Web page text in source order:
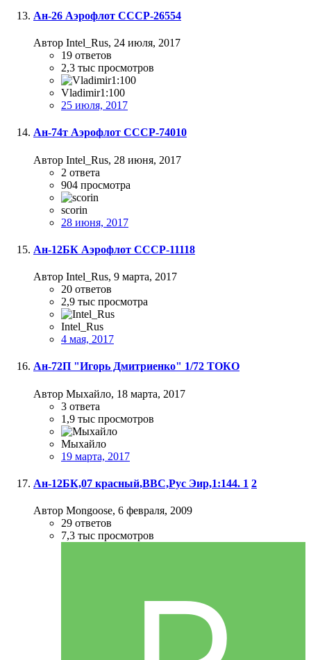
Ан-26 Аэрофлот СССР-26554
Автор Intel_Rus, 24 июля, 2017
19 ответов
2,3 тыс просмотров
Vladimir1:100
25 июля, 2017
Ан-74т Аэрофлот СССР-74010
Автор Intel_Rus, 28 июня, 2017
2 ответа
904 просмотра
scorin
28 июня, 2017
Ан-12БК Аэрофлот СССР-11118
Автор Intel_Rus, 9 марта, 2017
20 ответов
2,9 тыс просмотра
Intel_Rus
4 мая, 2017
Ан-72П "Игорь Дмитриенко" 1/72 ТОКО
Автор Мыхайло, 18 марта, 2017
3 ответа
1,9 тыс просмотров
Мыхайло
19 марта, 2017
Ан-12БК,07 красный,ВВС,Рус Эир,1:144. 1 2
Автор Mongoose, 6 февраля, 2009
29 ответов
7,3 тыс просмотров